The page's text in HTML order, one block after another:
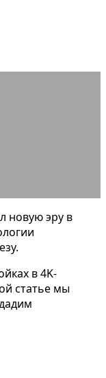
новую эру в
в 4K-
статье мы